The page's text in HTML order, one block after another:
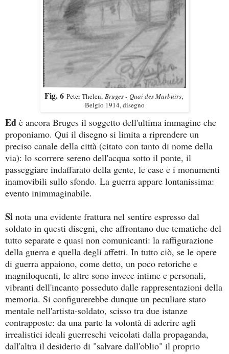
Fig. 6 Peter Thelen, Bruges - Quai des Marbuirs,
Belgio 1914, disegno
Ed è ancora Bruges il soggetto dell'ultima immagine che
proponiamo. Qui il disegno si limita a riprendere un
preciso canale della città (citato con tanto di nome della
via): lo scorrere sereno dell'acqua sotto il ponte, il
passeggiare indaffarato della gente, le case e i monumenti
inamovibili sullo sfondo. La guerra appare lontanissima:
evento inimmaginabile.
Si nota una evidente frattura nel sentire espresso dal
soldato in questi disegni, che affrontano due tematiche del
tutto separate e quasi non comunicanti: la raffigurazione
della guerra e quella degli affetti. In tutto ciò, se le opere
di guerra appaiono, come detto, un poco retoriche e
magniloquenti, le altre sono invece intime e personali,
vibranti dell'incanto posseduto dalle rappresentazioni della
memoria. Si configurerebbe dunque un peculiare stato
mentale nell'artista-soldato, scisso tra due istanze
contrapposte: da una parte la volontà di aderire agli
irrealistici ideali guerreschi veicolati dalla propaganda,
dall'altra il desiderio di "salvare dall'oblio" il proprio